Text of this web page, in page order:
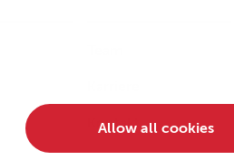
Allow all cookies
Kontakt